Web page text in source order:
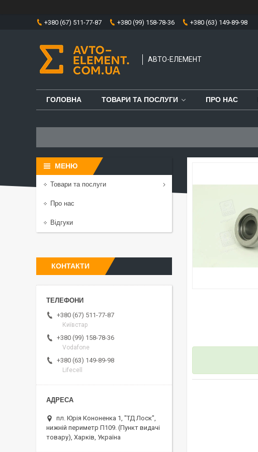
+380 (67) 511-77-87 +380 (99) 158-78-36 +380 (63) 149-89-98
АВТО-ЕЛЕМЕНТ
ГОЛОВНА ТОВАРИ ТА ПОСЛУГИ ПРО НАС
Товари та послуги
Про нас
Відгуки
КОНТАКТИ
+380 (67) 511-77-87
Київстар
+380 (99) 158-78-36
Vodafone
+380 (63) 149-89-98
Lifecell
пл. Юрія Кононенка 1, "ТД Лоск",
нижній периметр П109. (Пункт видачі
товару), Харків, Україна